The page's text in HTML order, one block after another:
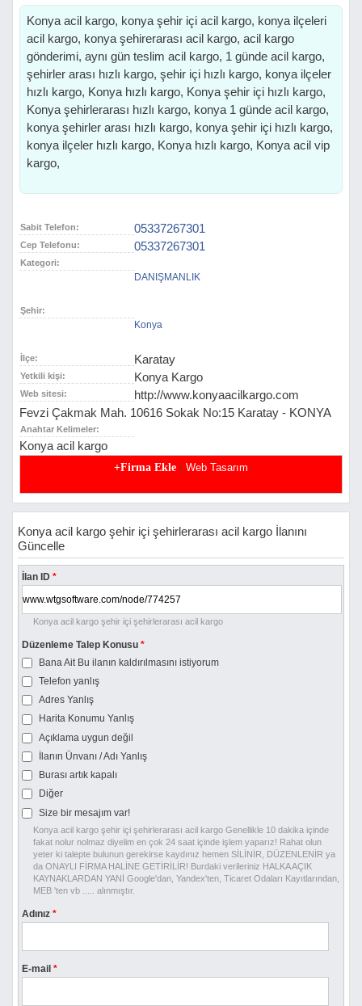
Konya acil kargo, konya şehir içi acil kargo, konya ilçeleri
acil kargo, konya şehirerarası acil kargo, acil kargo
gönderimi, aynı gün teslim acil kargo, 1 günde acil kargo,
şehirler arası hızlı kargo, şehir içi hızlı kargo, konya ilçeler
hızlı kargo, Konya hızlı kargo, Konya şehir içi hızlı kargo,
Konya şehirlerarası hızlı kargo, konya 1 günde acil kargo,
konya şehirler arası hızlı kargo, konya şehir içi hızlı kargo,
konya ilçeler hızlı kargo, Konya hızlı kargo, Konya acil vip
kargo,
Sabit Telefon: 05337267301
Cep Telefonu: 05337267301
Kategori:
DANIŞMANLIK
Şehir:
Konya
İlçe: Karatay
Yetkili kişi: Konya Kargo
Web sitesi:
http://www.konyaacilkargo.com
Fevzi Çakmak Mah. 10616 Sokak No:15 Karatay - KONYA
Anahtar Kelimeler:
Konya acil kargo
+Firma Ekle | Web Tasarım
Konya acil kargo şehir içi şehirlerarası acil kargo İlanını
Güncelle
İlan ID*
Konya acil kargo şehir içi şehirlerarası acil kargo
Düzenleme Talep Konusu*
Bana Ait Bu ilanın kaldırılmasını istiyorum
Telefon yanlış
Adres Yanlış
Harita Konumu Yanlış
Açıklama uygun değil
İlanın Ünvanı / Adı Yanlış
Burası artık kapalı
Diğer
Size bir mesajım var!
Konya acil kargo şehir içi şehirlerarası acil kargo Genellikle 10 dakika içinde
fakat nolur nolmaz diyelim en çok 24 saat içinde işlem yaparız! Rahat olun
yeter ki talepte bulunun gerekirse kaydınız hemen SİLİNİR, DÜZENLENİR ya
da ONAYLI FİRMA HALİNE GETİRİLİR! Burdaki verileriniz HALKA AÇIK
KAYNAKLARDAN YANİ Google'dan, Yandex'ten, Ticaret Odaları Kayıtlarından,
MEB 'ten vb ..... alınmıştır.
Adınız*
E-mail*